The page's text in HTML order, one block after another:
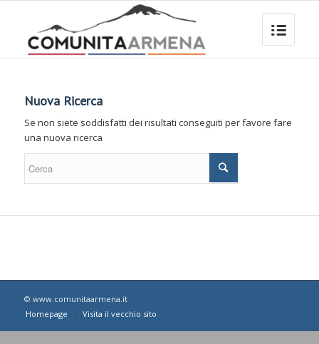
Nuova Ricerca
Se non siete soddisfatti dei risultati conseguiti per favore fare
una nuova ricerca
© www.comunitaarmena.it
Homepage
Visita il vecchio sito